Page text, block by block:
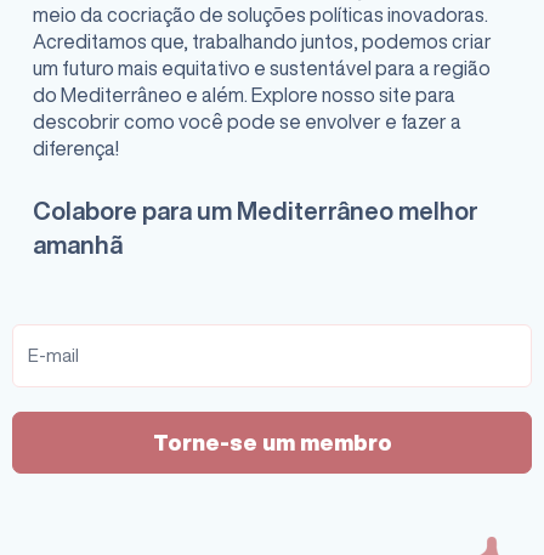
meio da cocriação de soluções políticas inovadoras.
Acreditamos que, trabalhando juntos, podemos criar
um futuro mais equitativo e sustentável para a região
do Mediterrâneo e além. Explore nosso site para
descobrir como você pode se envolver e fazer a
diferença!
Colabore para um Mediterrâneo melhor
amanhã
Torne-se um membro